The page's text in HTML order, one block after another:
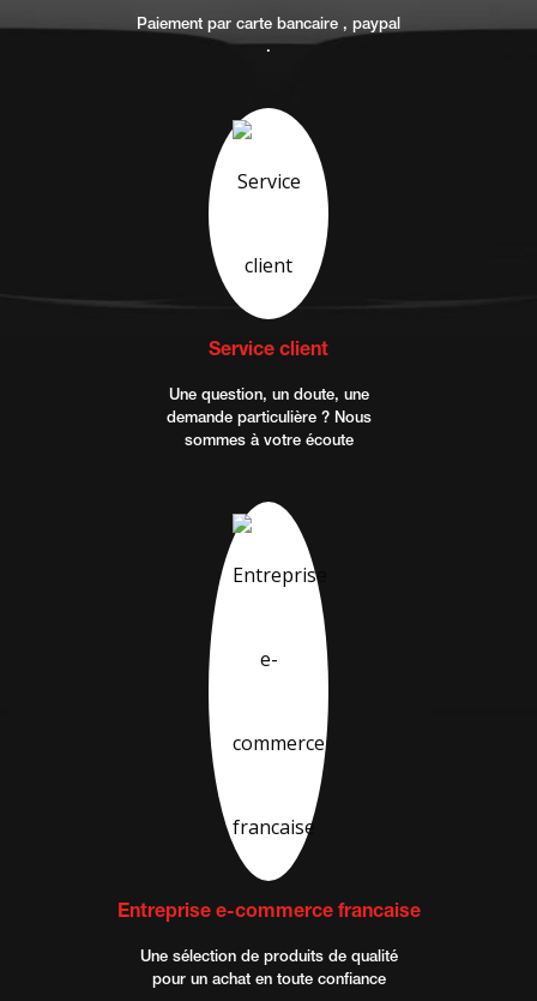
Paiement par carte bancaire , paypal
.
Service client
Une question, un doute, une
demande particulière ? Nous
sommes à votre écoute
Entreprise e-commerce francaise
Une sélection de produits de qualité
pour un achat en toute confiance